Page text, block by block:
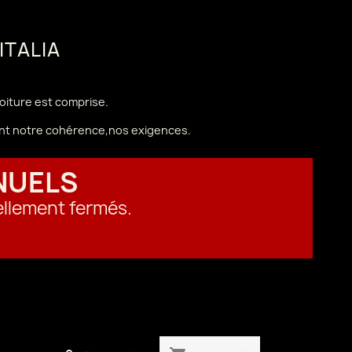
ITALIA
est comprise.
notre cohérence,nos exigences.
fermés.